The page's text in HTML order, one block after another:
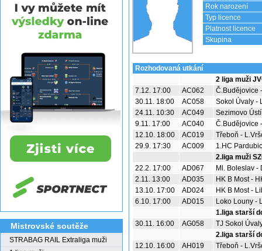
Mistrovské soutěže
STRABAG RAIL Extraliga muži
Rok narození
Typ licence
Platnost licence
Skupina
Rozhodovaná utkání
2 liga muži
7.12. 17:00
AC062
Č.Budějovice
30.11. 18:00
AC058
Sokol Úvaly -
24.11. 10:30
AC049
Sezimovo
9.11. 17:00
AC040
Č.Budějovice
12.10. 18:00
AC019
Třeboň -
29.9. 17:30
AC009
1.HC
2.liga muži
22.2. 17:00
AD067
Ml. Boleslav -
2.11. 13:00
AD035
HK B Most -
13.10. 17:00
AD024
HK B Most -
6.10. 17:00
AD015
Loko Louny -
1.liga starší
30.11. 16:00
AG058
TJ Sokol
2.liga starší
12.10. 16:00
AH019
Třeboň -